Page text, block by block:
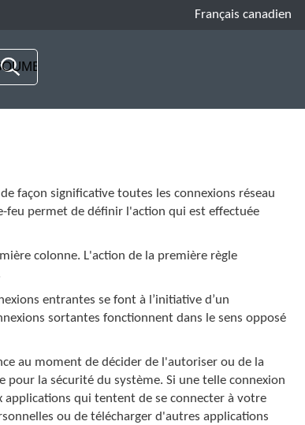
Français canadien
façon significative toutes les connexions réseau
feu permet de définir l'action qui est effectuée
colonne. L'action de la première règle
entrantes se font à l’initiative d’un
sortantes fonctionnent dans le sens opposé
au moment de décider de l'autoriser ou de la
pour la sécurité du système. Si une telle connexion
qui tentent de se connecter à votre
ou de télécharger d'autres applications